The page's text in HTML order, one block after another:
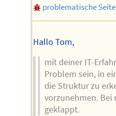
problematische Seite
Hallo Tom,
mit deiner IT-
Problem sein, in
die Struktur zu
vorzunehmen. Bei
geklappt.